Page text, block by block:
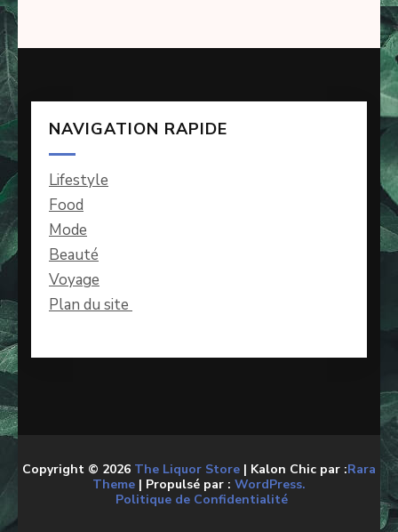
NAVIGATION RAPIDE
Lifestyle
Food
Mode
Beauté
Voyage
Plan du site
Copyright © 2026 The Liquor Store | Kalon Chic par :Rara
Theme | Propulsé par : WordPress.
Politique de Confidentialité